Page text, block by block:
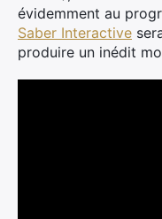
évidemment au
Saber Interactive
produire un inédit